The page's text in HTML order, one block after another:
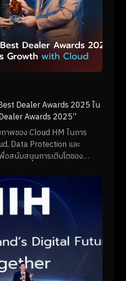
Dealer Awards 2025 ใน
Awards 2025”
พของ Cloud HM ในการ
Data Protection และ
อสนับสนุนการเติบโตของ